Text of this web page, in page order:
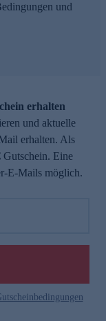
und
erhalten
und aktuelle
erhalten. Als
Gutschein. Eine
E-Mails möglich.